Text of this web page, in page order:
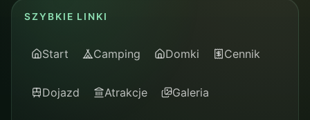
SZYBKIE LINKI
Start Camping Domki Cennik
Dojazd Atrakcje Galeria